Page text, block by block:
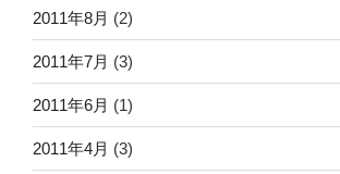
2011年8月 (2)
2011年7月 (3)
2011年6月 (1)
2011年4月 (3)